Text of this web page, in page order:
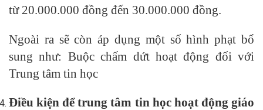
từ 20.000.000 đồng đến 30.000.000 đồng.
Ngoài ra sẽ còn áp dụng một số hình phạt bổ
sung như: Buộc chấm dứt hoạt động đối với
Trung tâm tin học
Điều kiện để trung tâm tin học hoạt động giáo